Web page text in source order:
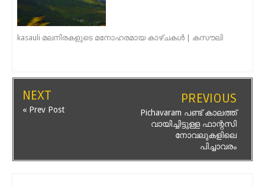
kasauli മലനിരകളുടെ മനോഹരമായ കാഴ്ചകൾ | കസൗലി
NEXT
« Prev Post
PREVIOUS
Pichavaram പണ്ട് കാലത്ത്
വായിച്ചിട്ടുള്ള ഫാന്റസി
നോവലുകളിലെ
പിച്ചാവരം